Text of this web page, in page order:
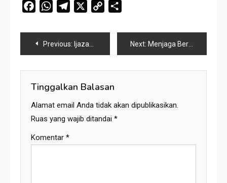
FacebookWhatsAppTelegram
Copy
Navigasi
pos
Previous: Ijazah ‘Sakti’ Petruk, Ada Suaranya, Tak Ada Wujudnya Next: Menjaga Berlian di Telapak Tangan, Seni Menghargai Ketulusan
Tinggalkan Balasan
Alamat email Anda tidak akan dipublikasikan.
Ruas yang wajib ditandai *
Komentar *